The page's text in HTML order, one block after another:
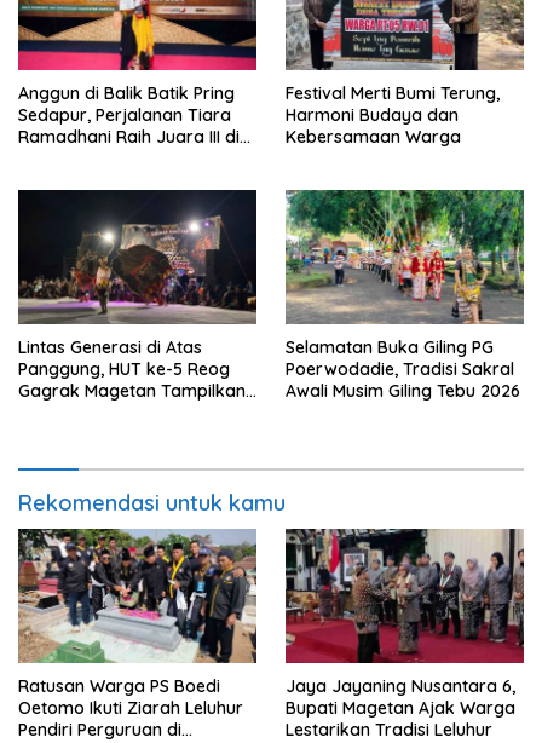
Anggun di Balik Batik Pring
Sedapur, Perjalanan Tiara
Ramadhani Raih Juara III di
Festival Merti Bumi Terung,
Harmoni Budaya dan
Kebersamaan Warga
Lintas Generasi di Atas
Panggung, HUT ke-5 Reog
Gagrak Magetan Tampilkan
Selamatan Buka Giling PG
Poerwodadie, Tradisi Sakral
Awali Musim Giling Tebu 2026
Rekomendasi untuk kamu
Ratusan Warga PS Boedi
Oetomo Ikuti Ziarah Leluhur
Pendiri Perguruan di
Jaya Jayaning Nusantara 6,
Bupati Magetan Ajak Warga
Lestarikan Tradisi Leluhur